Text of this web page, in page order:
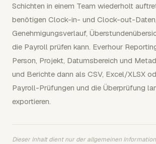
Schichten in einem Team wiederholt
benötigen Clock-in- und Clock-out-
Genehmigungsverlauf,
die Payroll prüfen kann. Everhour
Person, Projekt, Datumsbereich und
und Berichte dann als CSV, Excel/XLSX
Payroll-Prüfungen und die Überprüfung
exportieren.
Dieser Inhalt dient nur der allgemeinen